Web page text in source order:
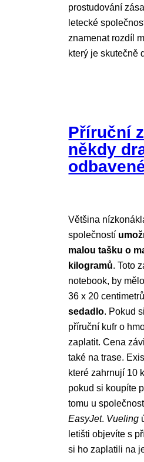
prostudování
letecké
znamenat rozdíl
který je skutečně
Příruční
někdy
Většina
společností
malou tašku o
kilogramů. Toto
notebook, by
36 x 20
sedadlo. Pokud
příruční kufr o
zaplatit. Cena
také na trase.
které zahrnují 10
pokud si koupíte
tomu u
EasyJet. Vueling
letišti objevíte s
si ho zaplatili na